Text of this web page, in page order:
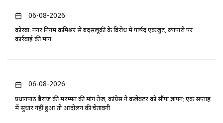
06-08-2026
कोरबा: नगर निगम कमिश्नर से बदसलूकी के विरोध में पार्षद एकजुट, व्यापारी पर
कार्रवाई की मांग
06-08-2026
प्रधानपाठ बैराज की मरम्मत की मांग तेज, कांग्रेस ने कलेक्टर को सौंपा ज्ञापन; एक सप्ताह
में सुधार नहीं हुआ तो आंदोलन की चेतावनी